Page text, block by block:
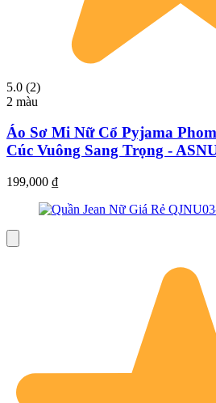
5.0 (2)
2 màu
Áo Sơ Mi Nữ Cổ Pyjama
Cúc Vuông Sang Trọng -
199,000 ₫